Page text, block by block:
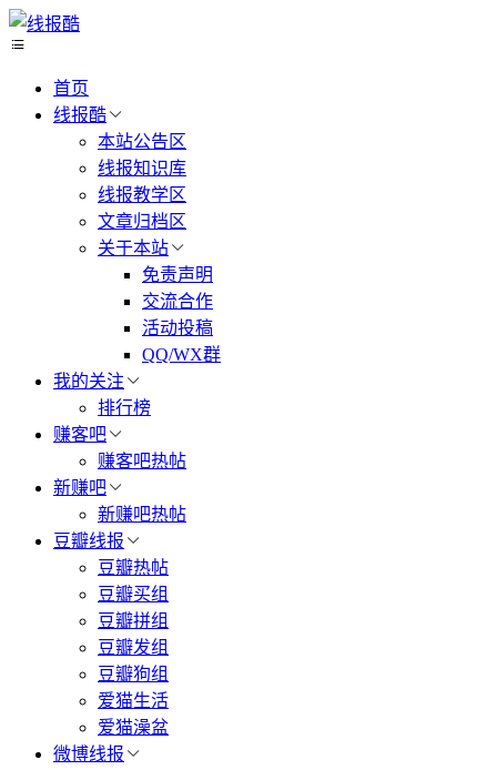
首页
线报酷
本站公告区
线报知识库
线报教学区
文章归档区
关于本站
免责声明
交流合作
活动投稿
QQ/WX群
我的关注
排行榜
赚客吧
赚客吧热帖
新赚吧
新赚吧热帖
豆瓣线报
豆瓣热帖
豆瓣买组
豆瓣拼组
豆瓣发组
豆瓣狗组
爱猫生活
爱猫澡盆
微博线报